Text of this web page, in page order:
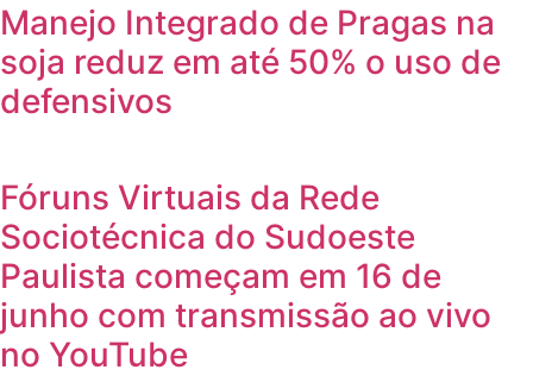
Manejo Integrado de Pragas na
soja reduz em até 50% o uso de
defensivos
Fóruns Virtuais da Rede
Sociotécnica do Sudoeste
Paulista começam em 16 de
junho com transmissão ao vivo
no YouTube